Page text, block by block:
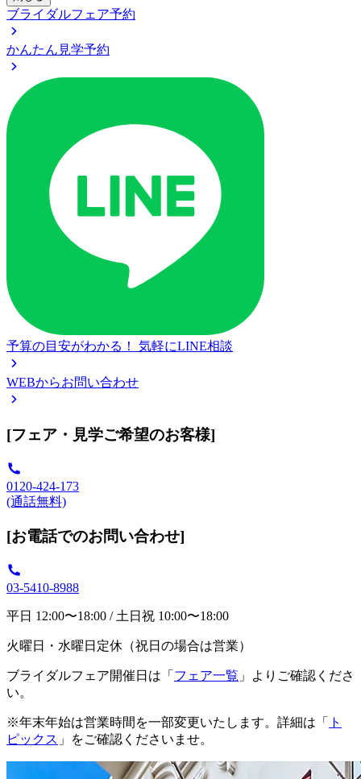
ブライダルフェア予約
かんたん見学予約
予算の目安がわかる！ 気軽にLINE相談
WEBからお問い合わせ
[フェア・見学ご希望のお客様]
0120-424-173
(通話無料)
[お電話でのお問い合わせ]
03-5410-8988
平日 12:00〜18:00 / 土日祝 10:00〜18:00
火曜日・水曜日定休（祝日の場合は営業）
ブライダルフェア開催日は「 フェア一覧 」よりご確認くださ
い。
※年末年始は営業時間を一部変更いたします。詳細は「
ト
ピックス 」をご確認くださいませ。